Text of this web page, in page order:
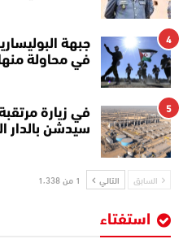
4
جبهة
في محاولة
5
في زيارة
سيدشن بالدار
السابق التالي 1 من 1٬338
استفتاء